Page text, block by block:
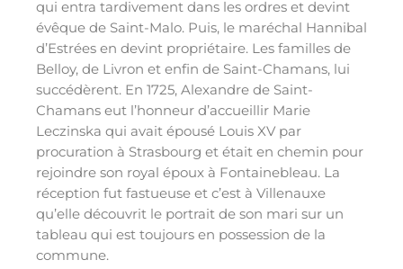
qui entra tardivement dans les ordres et devint
évêque de Saint-Malo. Puis, le maréchal Hannibal
d’Estrées en devint propriétaire. Les familles de
Belloy, de Livron et enfin de Saint-Chamans, lui
succédèrent. En 1725, Alexandre de Saint-
Chamans eut l’honneur d’accueillir Marie
Leczinska qui avait épousé Louis XV par
procuration à Strasbourg et était en chemin pour
rejoindre son royal époux à Fontainebleau. La
réception fut fastueuse et c’est à Villenauxe
qu’elle découvrit le portrait de son mari sur un
tableau qui est toujours en possession de la
commune.